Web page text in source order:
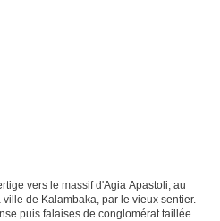
vers le massif d'Agia Apastoli, au
de Kalambaka, par le vieux sentier.
puis falaises de conglomérat taillées